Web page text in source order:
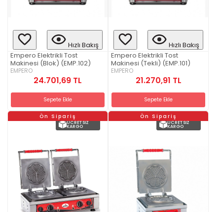
Hızlı Bakış
Empero Elektrikli Tost
Makinesi (Blok) (EMP.102)
EMPERO
24.701,69 TL
Sepete Ekle
Hızlı Bakış
Empero Elektrikli Tost
Makinesi (Tekli) (EMP.101)
EMPERO
21.270,91 TL
Sepete Ekle
Ön Sipariş
ÜCRETSIZ
KARGO
Ön Sipariş
ÜCRETSIZ
KARGO